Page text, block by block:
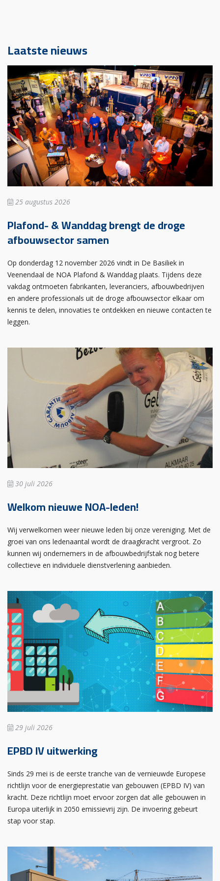
Laatste nieuws
25 augustus 2026
Plafond- & Wanddag brengt de droge
afbouwsector samen
Op donderdag 12 november 2026 vindt in De Basiliek in
Veenendaal de NOA Plafond & Wanddag plaats. Tijdens deze
vakdag ontmoeten fabrikanten, leveranciers, afbouwbedrijven
en andere professionals uit de droge afbouwsector elkaar om
kennis te delen, innovaties te ontdekken en nieuwe contacten te
leggen.
30 juli 2026
Welkom nieuwe NOA-leden!
Wij verwelkomen weer nieuwe leden bij onze vereniging. Met de
groei van ons ledenaantal wordt de draagkracht vergroot. Zo
kunnen wij ondernemers in de afbouwbedrijfstak nog betere
collectieve en individuele dienstverlening aanbieden.
29 juli 2026
EPBD IV uitwerking
Sinds 29 mei is de eerste tranche van de vernieuwde Europese
richtlijn voor de energieprestatie van gebouwen (EPBD IV) van
kracht. Deze richtlijn moet ervoor zorgen dat alle gebouwen in
Europa uiterlijk in 2050 emissievrij zijn. De invoering gebeurt
stap voor stap.